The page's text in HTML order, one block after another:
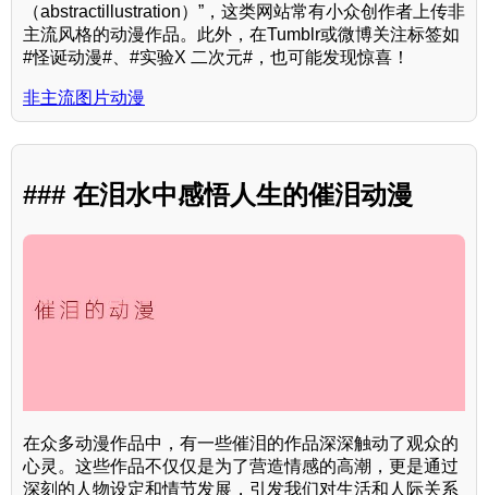
（abstractillustration）”，这类网站常有小众创作者上传非
主流风格的动漫作品。此外，在Tumblr或微博关注标签如
#怪诞动漫#、#实验X 二次元#，也可能发现惊喜！
非主流图片动漫
### 在泪水中感悟人生的催泪动漫
在众多动漫作品中，有一些催泪的作品深深触动了观众的
心灵。这些作品不仅仅是为了营造情感的高潮，更是通过
深刻的人物设定和情节发展，引发我们对生活和人际关系